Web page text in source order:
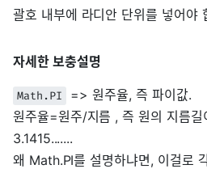
괄호 내부에 라디안 단위를 넣어야
자세한 보충설명
Math.PI
=> 원주율, 즉 파이값.
원주율=원주/지름 , 즉 원의 지름
3.1415.......
왜 Math.PI를 설명하냐면, 이걸로